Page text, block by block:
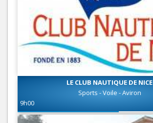
LE CLUB NAUTIQUE DE NICE
Sports - Voile - Aviron
9h00